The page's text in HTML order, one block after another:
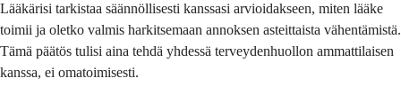
Lääkärisi tarkistaa säännöllisesti kanssasi arvioidakseen, miten lääke
toimii ja oletko valmis harkitsemaan annoksen asteittaista vähentämistä.
Tämä päätös tulisi aina tehdä yhdessä terveydenhuollon ammattilaisen
kanssa, ei omatoimisesti.